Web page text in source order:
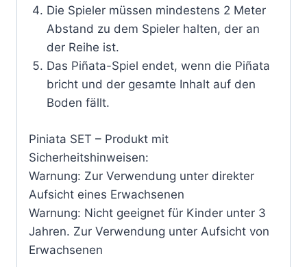
Die Spieler müssen mindestens 2 Meter
Abstand zu dem Spieler halten, der an
der Reihe ist.
Das Piñata-Spiel endet, wenn die Piñata
bricht und der gesamte Inhalt auf den
Boden fällt.
Piniata SET – Produkt mit
Sicherheitshinweisen:
Warnung: Zur Verwendung unter direkter
Aufsicht eines Erwachsenen
Warnung: Nicht geeignet für Kinder unter 3
Jahren. Zur Verwendung unter Aufsicht von
Erwachsenen